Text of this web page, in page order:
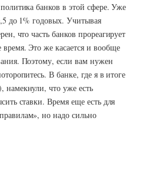
банков в этой сфере. Уже
до 1% годовых. Учитывая
что часть банков прореагирует
Это же касается и вообще
Поэтому, если вам нужен
В банке, где я в итоге
что уже есть
ставки. Время еще есть для
но надо сильно